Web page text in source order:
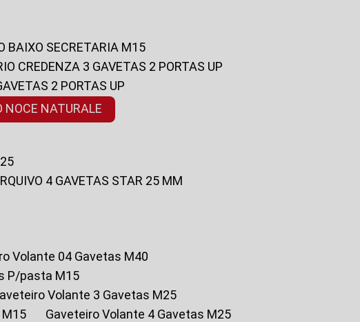
BAIXO SECRETARIA M15
CREDENZA 3 GAVETAS 2 PORTAS UP
2 PORTAS UP
NOCE NATURALE
ARQUIVO 4 GAVETAS STAR 25 MM
Volante 04 Gavetas M40
P/pasta M15
Gaveteiro Volante 3 Gavetas M25
M15
Gaveteiro Volante 4 Gavetas M25